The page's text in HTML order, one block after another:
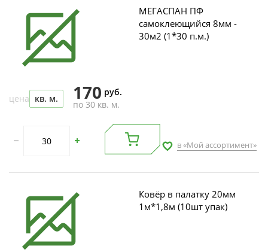
МЕГАСПАН ПФ
самоклеющийся 8мм -
30м2 (1*30 п.м.)
цена кв. м. 170 руб.
по 30 кв. м.
в «Мой ассортимент»
Ковёр в палатку 20мм
1м*1,8м (10шт упак)